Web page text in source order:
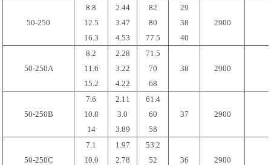
50-250
8.8
12.5
16.3
2.44
3.47
4.53
82
80
77.5
29
38
40
2900
50-250A
8.2
11.6
15.2
2.28
3.22
4.22
71.5
70
68
38 2900
50-250B
7.6
10.8
14
2.11
3.0
3.89
61.4
60
58
37 2900
50-250C
7.1
10.0
1.97
2.78
53.2
52
36 2900